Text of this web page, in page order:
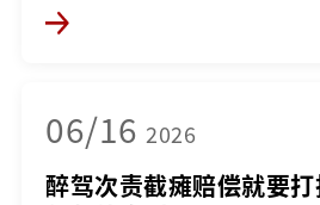
06/16 2026
醉驾次责截瘫赔偿就要